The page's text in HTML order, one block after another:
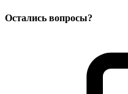
Остались вопросы?